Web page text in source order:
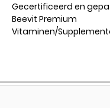
Gecertificeerd en
Beevit Premium
Vitaminen/